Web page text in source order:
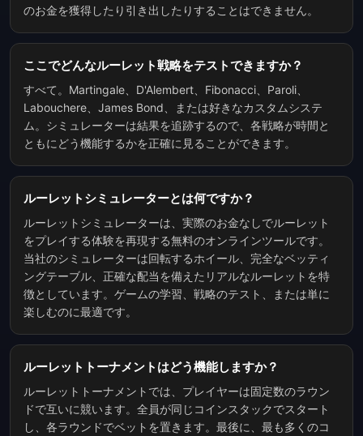
のお金を獲得したり引き出したりすることはできません。
ここでどんなルーレット戦略をテストできますか？
すべて。Martingale、D'Alembert、Fibonacci、Paroli、
Labouchere、James Bond、または好きなカスタムシステ
ム。シミュレーターは結果を追跡するので、各戦略が時間と
ともにどう機能するかを正確に見ることができます。
ルーレットシミュレーターとは何ですか？
ルーレットシミュレーターは、実際のお金なしでルーレット
をプレイする体験を再現する無料のオンラインツールです。
当社のシミュレーターは回転するホイール、完全なベッティ
ングテーブル、正確な配当を備えたリアルなルーレットを特
徴としています。ゲームの学習、戦略のテスト、または単に
楽しむのに最適です。
ルーレットトーナメントはどう機能しますか？
ルーレットトーナメントでは、プレイヤーは固定数のラウン
ドで互いに競います。全員が同じコインスタックでスタート
し、各ラウンドでベットを置きます。最後に、最も多くのコ